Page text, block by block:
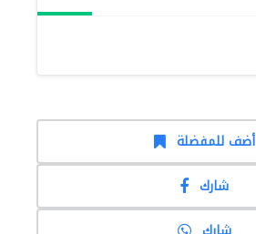
أضف للمفضلة
شارك